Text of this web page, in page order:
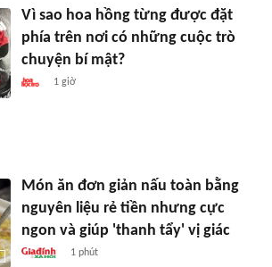
Vì sao hoa hồng từng được đặt
phía trên nơi có những cuộc trò
chuyện bí mật?
1 giờ
Món ăn đơn giản nấu toàn bằng
nguyên liệu rẻ tiền nhưng cực
ngon và giúp 'thanh tẩy' vị giác
1 phút